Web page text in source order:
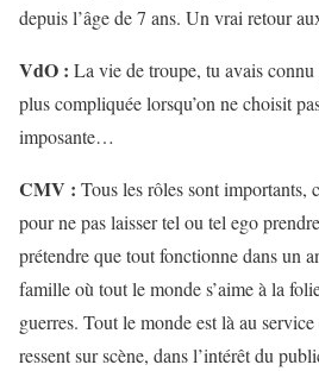
depuis l’âge de 7 ans. Un vrai retour
VdO : La vie de troupe, tu avais
plus compliquée lorsqu’on ne choisit
imposante…
CMV : Tous les rôles sont importants,
pour ne pas laisser tel ou tel ego
prétendre que tout fonctionne dans un
famille où tout le monde s’aime à la
guerres. Tout le monde est là au
ressent sur scène, dans l’intérêt du